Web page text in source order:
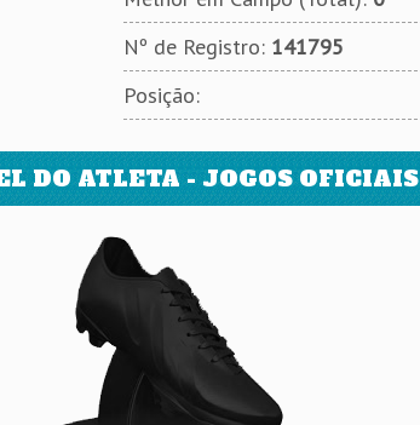
Nº de Registro: 141795
Posição:
DO ATLETA - JOGOS OFICIAIS